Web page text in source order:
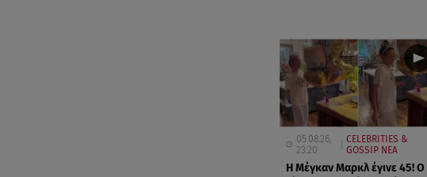
05.08.26,
23:20
CELEBRITIES &
GOSSIP ΝΕΑ
Η Μέγκαν Μαρκλ έγινε 45! Ο